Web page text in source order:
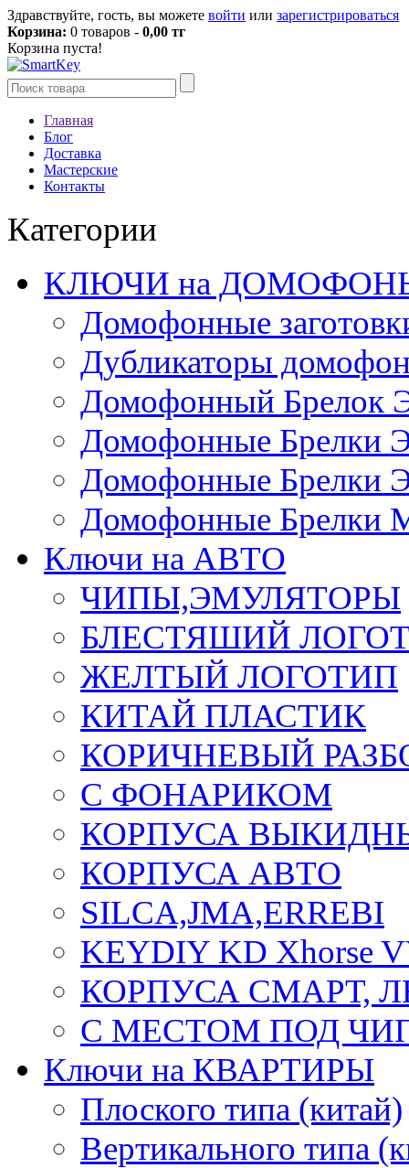
Здравствуйте, гость, вы можете войти или зарегистрироваться
Корзина: 0 товаров - 0,00 тг
Корзина пуста!
Главная
Блог
Доставка
Мастерские
Контакты
Категории
КЛЮЧИ на
Домофонные
Дубликаторы
Домофонный Брелок
Домофонные Брелки
Домофонные Брелки
Домофонные Брелки
Ключи на АВТО
ЧИПЫ,ЭМУЛЯТОРЫ
БЛЕСТЯШИЙ
ЖЕЛТЫЙ ЛОГОТИП
КИТАЙ ПЛАСТИК
КОРИЧНЕВЫЙ
С ФОНАРИКОМ
КОРПУСА
КОРПУСА АВТО
SILCA,JMA,ERREBI
KEYDIY KD Xhorse
КОРПУСА СМАРТ,
С МЕСТОМ ПОД
Ключи на КВАРТИРЫ
Плоского типа (китай)
Вертикального типа